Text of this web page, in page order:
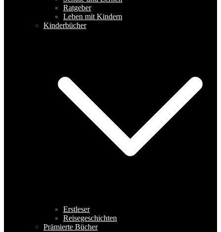
Ratgeber
Leben mit Kindern
Kinderbücher
Erstleser
Reisegeschichten
Prämierte Bücher